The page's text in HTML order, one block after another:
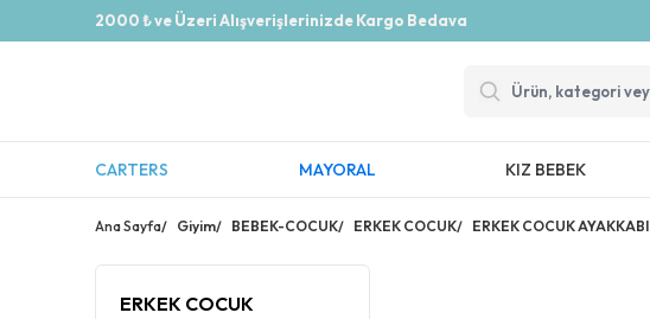
2000 ₺ ve Üzeri Alışverişlerinizde Kargo Bedava
CARTERS MAYORAL KIZ BEBEK
Ana Sayfa/ Giyim/ BEBEK-COCUK/ ERKEK COCUK/ ERKEK COCUK AYAKKABI
ERKEK COCUK